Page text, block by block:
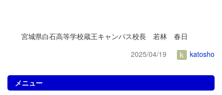
宮城県白石高等学校蔵王キャンパス校長 若林 春日
2025/04/19
katosho
メニュー